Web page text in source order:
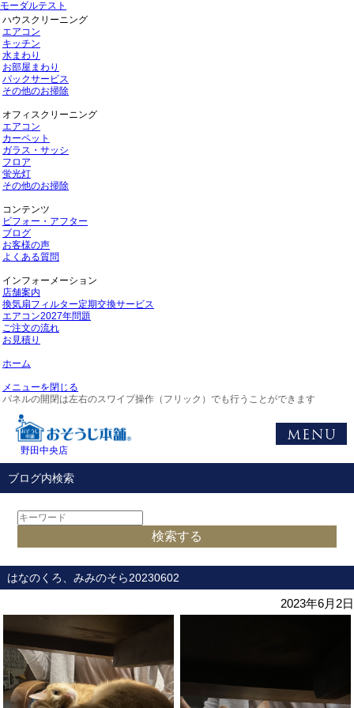
モーダルテスト
ハウスクリーニング
エアコン
キッチン
水まわり
お部屋まわり
パックサービス
その他のお掃除
オフィスクリーニング
エアコン
カーペット
ガラス・サッシ
フロア
蛍光灯
その他のお掃除
コンテンツ
ビフォー・アフター
ブログ
お客様の声
よくある質問
インフォーメーション
店舗案内
換気扇フィルター定期交換サービス
エアコン2027年問題
ご注文の流れ
お見積り
ホーム
メニューを閉じる
パネルの開閉は左右のスワイプ操作（フリック）でも行うことができます
野田中央店
ブログ内検索
はなのくろ、みみのそら20230602
2023年6月2日